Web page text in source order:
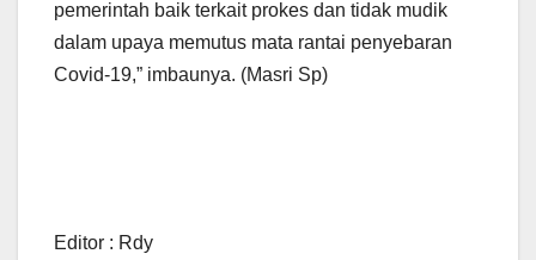
pemerintah baik terkait prokes dan tidak mudik
dalam upaya memutus mata rantai penyebaran
Covid-19,” imbaunya. (Masri Sp)
Editor : Rdy